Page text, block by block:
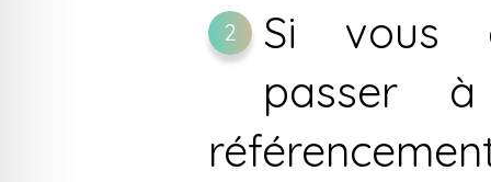
2
Si vous
passer